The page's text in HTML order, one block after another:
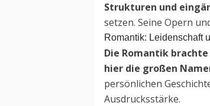
Strukturen und
setzen. Seine Opern
Romantik: Leidenschaft
Die Romantik
hier die großen
persönlichen
Ausdrucksstärke.